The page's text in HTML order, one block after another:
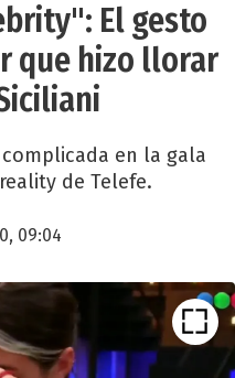
El gesto
que hizo llorar
en la gala
de Telefe.
09:04